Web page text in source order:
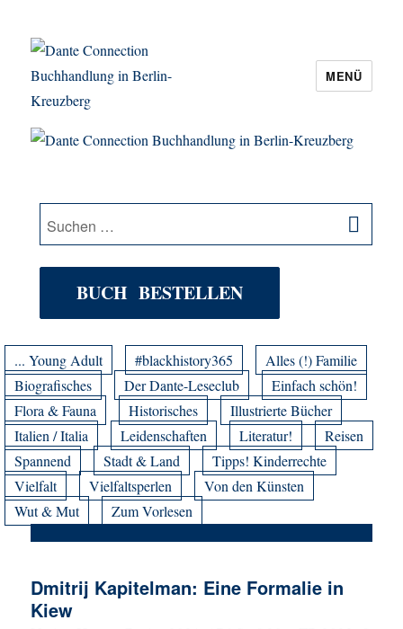
Dante Connection Buchhandlung in
MENÜ
Suche
nach:
BUCH BESTELLEN
... Young Adult #blackhistory365
Alles (!) Familie
Biografisches
Der Dante-Leseclub
Einfach schön!
Flora & Fauna
Historisches
Illustrierte Bücher
Italien / Italia
Leidenschaften Literatur!
Reisen
Spannend
Stadt & Land
Tipps! Kinderrechte
Vielfalt
Vielfaltsperlen
Von den Künsten
Wut & Mut
Zum Vorlesen
Dmitrij Kapitelman: Eine Formalie in
Kiew